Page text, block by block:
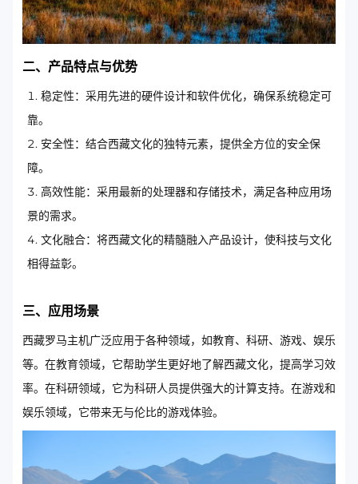
二、产品特点与优势
稳定性：采用先进的硬件设计和软件优化，确保系统稳定可
靠。
安全性：结合西藏文化的独特元素，提供全方位的安全保
障。
高效性能：采用最新的处理器和存储技术，满足各种应用场
景的需求。
文化融合：将西藏文化的精髓融入产品设计，使科技与文化
相得益彰。
三、应用场景
西藏罗马主机广泛应用于各种领域，如教育、科研、游戏、娱乐
等。在教育领域，它帮助学生更好地了解西藏文化，提高学习效
率。在科研领域，它为科研人员提供强大的计算支持。在游戏和
娱乐领域，它带来无与伦比的游戏体验。